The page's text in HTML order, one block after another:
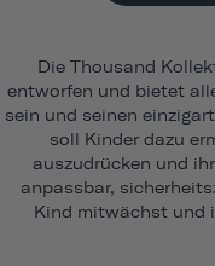
Die Thousand
entworfen und bietet
sein und seinen
soll Kinder dazu
auszudrücken und
anpassbar,
Kind mitwächst und